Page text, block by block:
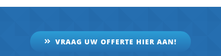
VRAAG UW OFFERTE HIER AAN!